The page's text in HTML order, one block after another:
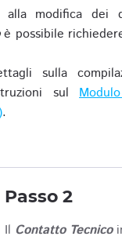
alla modifica dei
è possibile
sulla
sul
.
Passo 2
Il Contatto Tecnico